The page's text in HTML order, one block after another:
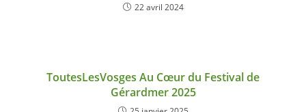
22 avril 2024
ToutesLesVosges Au Cœur du Festival de
Gérardmer 2025